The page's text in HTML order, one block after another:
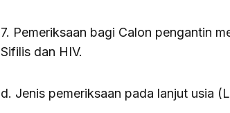
7. Pemeriksaan bagi Calon pengantin
Sifilis dan HIV.
d. Jenis pemeriksaan pada lanjut usia